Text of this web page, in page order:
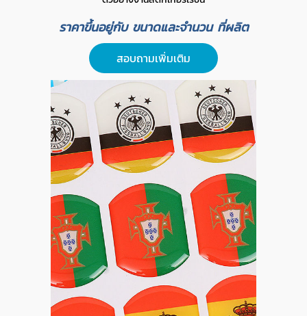
ราคาขึ้นอยู่กับ ขนาดและจำนวน ที่ผลิต
สอบถามเพิ่มเติม